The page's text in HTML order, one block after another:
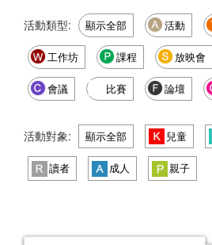
活動類型: 顯示全部 活動
工作坊 課程 放映會
會議 比賽 論壇
活動對象: 顯示全部 兒童
讀者 成人 親子